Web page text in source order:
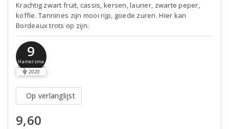
Krachtig zwart fruit, cassis, kersen, laurier, zwarte peper,
koffie. Tannines zijn mooi rijp, goede zuren. Hier kan
Bordeaux trots op zijn.
9
Hamersma
2020
Op verlanglijst
9,60